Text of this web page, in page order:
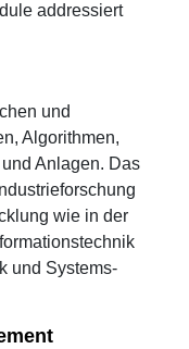
addressiert
und
Algorithmen,
Anlagen. Das
wie in der
und Systems-